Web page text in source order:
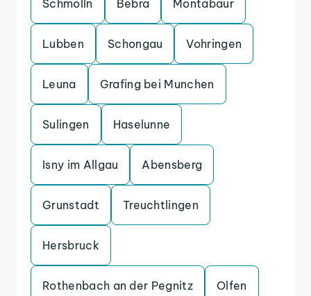
Schmolln Bebra Montabaur
Lubben Schongau Vohringen
Leuna Grafing bei Munchen
Sulingen Haselunne
Isny im Allgau Abensberg
Grunstadt Treuchtlingen
Hersbruck
Rothenbach an der Pegnitz Olfen